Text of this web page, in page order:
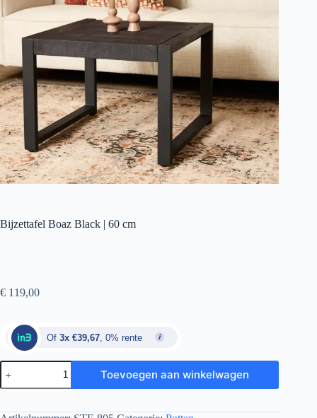
Bijzettafel Boaz Black | 60 cm
€ 119,00
Of 3x €39,67 , 0% rente
Toevoegen aan winkelwagen